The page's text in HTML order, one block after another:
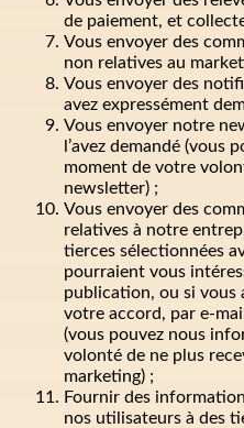
de paiement, et
Vous envoyer des
non relatives au
Vous envoyer des
avez expressément
Vous envoyer notre
l’avez demandé (vous
moment de votre
newsletter) ;
Vous envoyer des
relatives à notre
tierces sélectionnées
pourraient vous
publication, ou si vous
votre accord, par e-
(vous pouvez nous
volonté de ne plus
marketing) ;
Fournir des
nos utilisateurs à des